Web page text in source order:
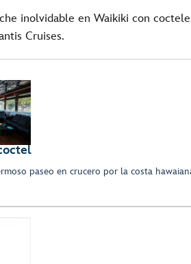
inolvidable en Waikiki con
Cruises.
paseo en crucero por la costa